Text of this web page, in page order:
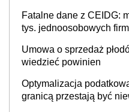
Fatalne dane z CEIDG:
tys. jednoosobowych
Umowa o sprzedaż
wiedzieć powinien
Optymalizacja
granicą przestają być